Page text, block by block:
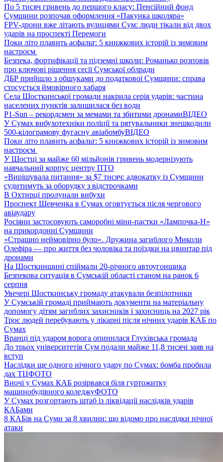
По 5 тисяч гривень до першого класу: Пенсійний фонд
Сумщини розпочав оформлення «Пакунка школяра»
FPV-дрони вже літають вулицями Сум: люди тікали від двох
ударів на проспекті Перемоги
Поки літо плавить асфальт: 5 книжкових історій із зимовим
настроєм
Безпека, фортифікації та підземні школи: Романько розповів
про ключові рішення сесії Сумської облради
ДБР прийшло з обшуками до податкової Сумщини: справа
стосується ймовірного хабаря
Села Шосткинської громади накрила серія ударів: частина
населених пунктів залишилася без води
P1-Sun – рекордсмен за мемами та збитими дронамиВІДЕО
У Сумах вибухотехніки поліції та рятувальники знешкодили
500-кілограмову фугасну авіабомбуВІДЕО
Поки літо плавить асфальт: 5 книжкових історій із зимовим
настроєм
У Шостці за майже 60 мільйонів гривень модернізують
навчальний корпус центру ПТО
«Вирішувала питання» за $7 тисяч: адвокатку із Сумщини
судитимуть за оборудку з відстрочками
В Охтирці пролунали вибухи
Проспект Шевченка в Сумах оговтується після чергового
авіаудару
Росіяни застосовують саморобні міни-пастки «Лампочка-Н»
на прикордонні Сумщини
«Страшно неймовірно було». Дружина загиблого Миколи
Олефіра — про життя без чоловіка та поїздки на цвинтар під
дронами
На Шосткинщині спіймали 20-річного автоугонщика
Безпекова ситуація в Сумській області станом на ранок 6
серпня
Увечері Шосткинську громаду атакували безпілотники
У Сумській громаді приймають документи на матеріальну
допомогу дітям загиблих захисників і захисниць на 2027 рік
Троє людей перебувають у лікарні після нічних ударів КАБ по
Сумах
Вранці під ударом ворога опинилася Глухівська громада
До трьох університетів Сум подали майже 11,8 тисячі заяв на
вступ
Наслідки ще одного нічного удару по Сумах: бомба пробила
дах ТЦФОТО
Вночі у Сумах КАБ розірвався біля гуртожитку
машинобудівного коледжуФОТО
У Сумах розгортають штаб із ліквідації наслідків ударів
КАБами
8 КАБів на Суми за 8 хвилин: що відомо про наслідки нічної
атаки